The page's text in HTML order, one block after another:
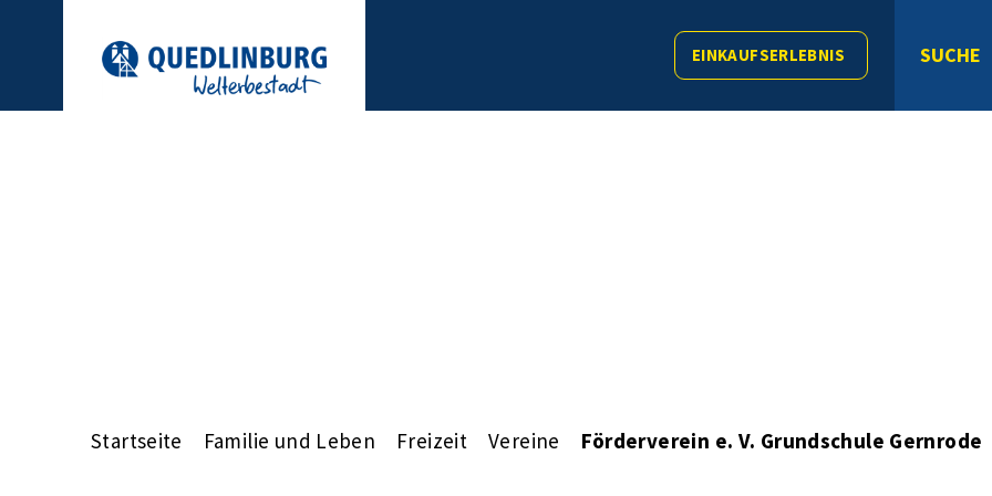
EINKAUFSERLEBNIS SUCHE
Startseite Familie und Leben Freizeit Vereine Förderverein e. V. Grundschule Gernrode